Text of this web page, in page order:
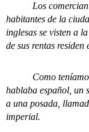
Los comerciantes
habitantes de la
inglesas se visten a
de sus rentas residen
Como teníamos
hablaba español, un
a una posada,
imperial.